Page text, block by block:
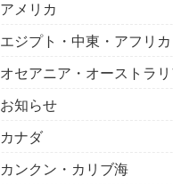
アメリカ
エジプト・中東・アフリカ
オセアニア・オーストラリ
お知らせ
カナダ
カンクン・カリブ海